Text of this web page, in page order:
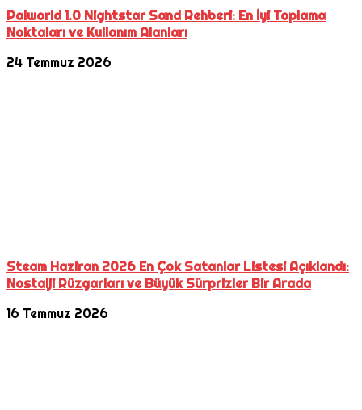
Palworld 1.0 Nightstar Sand Rehberi: En İyi Toplama
Noktaları ve Kullanım Alanları
24 Temmuz 2026
Steam Haziran 2026 En Çok Satanlar Listesi Açıklandı:
Nostalji Rüzgarları ve Büyük Sürprizler Bir Arada
16 Temmuz 2026